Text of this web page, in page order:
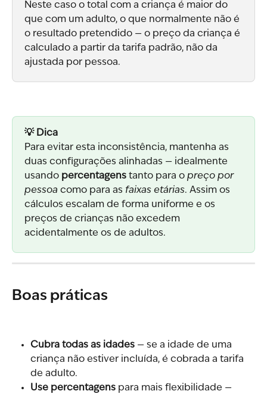
Neste caso o total com a criança é maior do
que com um adulto, o que normalmente não é
o resultado pretendido — o preço da criança é
calculado a partir da tarifa padrão, não da
ajustada por pessoa.
💡 Dica
Para evitar esta inconsistência, mantenha as
duas configurações alinhadas — idealmente
usando percentagens tanto para o preço por
pessoa como para as faixas etárias. Assim os
cálculos escalam de forma uniforme e os
preços de crianças não excedem
acidentalmente os de adultos.
Boas práticas
Cubra todas as idades — se a idade de uma
criança não estiver incluída, é cobrada a tarifa
de adulto.
Use percentagens para mais flexibilidade —